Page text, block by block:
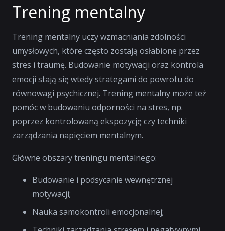
Trening mentalny
Trening mentalny uczy wzmacniania zdolności
umysłowych, które często zostają osłabione przez
stres i traumę. Budowanie motywacji oraz kontrola
emocji stają się wtedy strategami do powrotu do
równowagi psychicznej. Trening mentalny może też
pomóc w budowaniu odporności na stres, np.
poprzez kontrolowaną ekspozycję czy techniki
zarządzania napięciem mentalnym.
Główne obszary treningu mentalnego:
Budowanie i podsycanie wewnętrznej
motywacji;
Nauka samokontroli emocjonalnej;